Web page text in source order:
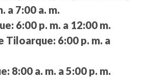
a 7:00 a. m.
6:00 p. m. a 12:00 m.
Tiloarque: 6:00 p. m. a
8:00 a. m. a 5:00 p. m.